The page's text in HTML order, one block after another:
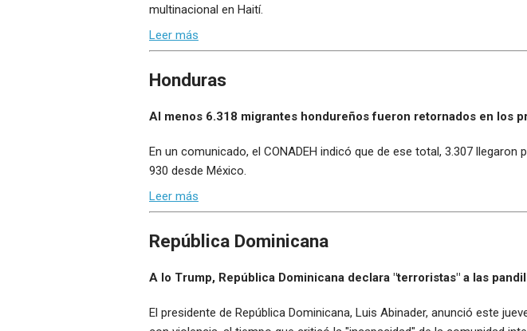
multinacional en Haití.
Leer más
Honduras
Al menos 6.318 migrantes hondureños fueron retornados en los
En un comunicado, el CONADEH indicó que de ese total, 3.307
930 desde México.
Leer más
República Dominicana
A lo Trump, República Dominicana declara "terroristas" a las
El presidente de República Dominicana, Luis Abinader, anunció este